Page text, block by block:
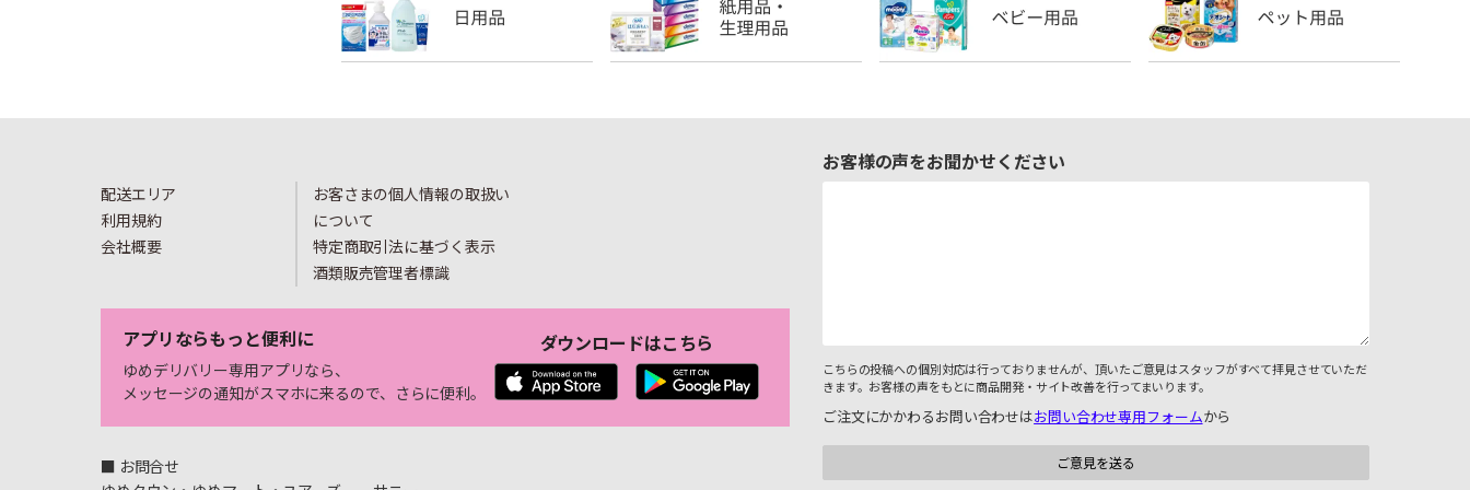
配送エリア
利用規約
会社概要
お客さまの個人情報の取扱い
について
特定商取引法に基づく表示
酒類販売管理者標識
アプリならもっと便利に
ゆめデリバリー専用アプリなら、
メッセージの通知がスマホに来るので、さらに便利。
ダウンロードはこちら
■ お問合せ
お客様の声をお聞かせください
こちらの投稿への個別対応は行っておりませんが、頂いたご意見はスタッフがすべて拝見させていただ
きます。お客様の声をもとに商品開発・サイト改善を行ってまいります。
ご注文にかかわるお問い合わせはお問い合わせ専用フォームから